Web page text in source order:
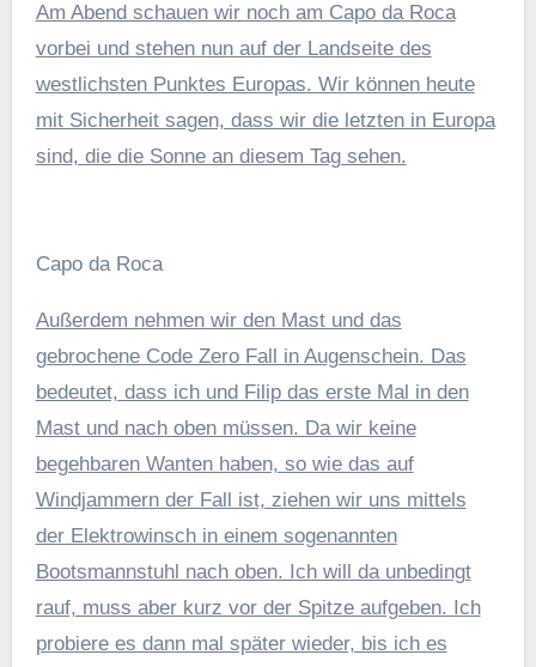
Am Abend schauen wir noch am Capo da Roca
vorbei und stehen nun auf der Landseite des
westlichsten Punktes Europas. Wir können heute
mit Sicherheit sagen, dass wir die letzten in Europa
sind, die die Sonne an diesem Tag sehen.
Capo da Roca
Außerdem nehmen wir den Mast und das
gebrochene Code Zero Fall in Augenschein. Das
bedeutet, dass ich und Filip das erste Mal in den
Mast und nach oben müssen. Da wir keine
begehbaren Wanten haben, so wie das auf
Windjammern der Fall ist, ziehen wir uns mittels
der Elektrowinsch in einem sogenannten
Bootsmannstuhl nach oben. Ich will da unbedingt
rauf, muss aber kurz vor der Spitze aufgeben. Ich
probiere es dann mal später wieder, bis ich es